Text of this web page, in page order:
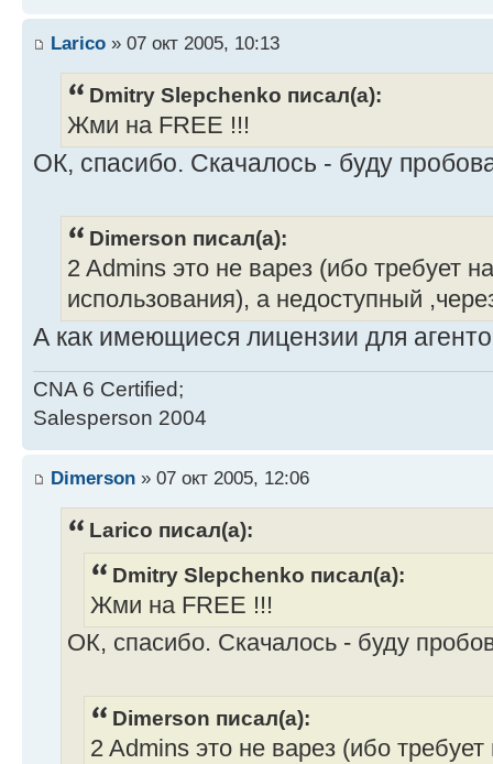
Larico » 07 окт 2005, 10:13
Dmitry Slepchenko писал(а):
Жми на FREE !!!
ОК, спасибо. Скачалось - буду
Dimerson писал(а):
2 Admins это не варез (ибо требует
использования), а недоступный
А как имеющиеся лицензии для
CNA 6 Certified;
Salesperson 2004
Dimerson » 07 окт 2005, 12:06
Larico писал(а):
Dmitry Slepchenko писал(а):
Жми на FREE !!!
ОК, спасибо. Скачалось - буду
Dimerson писал(а):
2 Admins это не варез (ибо